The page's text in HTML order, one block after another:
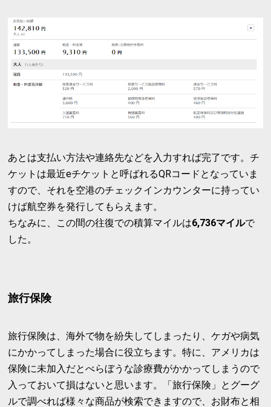
あとは支払い方法や連絡先などを入力すれば完了です。チ
ケットは最近eチケットと呼ばれるQRコードとなっていま
すので、それを空港のチェックインカウンターに持ってい
けば航空券を発行してもらえます。
ちなみに、この間の往復での積算マイルは6,736マイルで
した。
旅行保険
旅行保険は、海外で物を紛失してしまったり、ケガや病気
にかかってしまった場合に役立ちます。特に、アメリカは
保険に未加入だとべらぼうな診療費がかかってしまうので
入っておいて損はないと思います。「旅行保険」とグーグ
ルで調べれば様々な商品が検索できますので、お財布と相